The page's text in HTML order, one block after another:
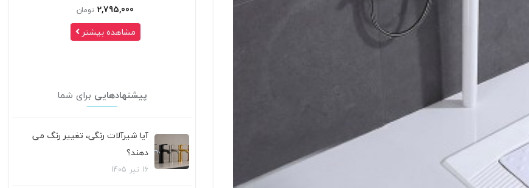
موجود
مشاهده بیشتر
طلایی
41,950,000 تومان
پیشنهادهایی برای شما
آیا شیرآلات رنگی، تغییر رنگ می
دهند؟
16 تیر 1405